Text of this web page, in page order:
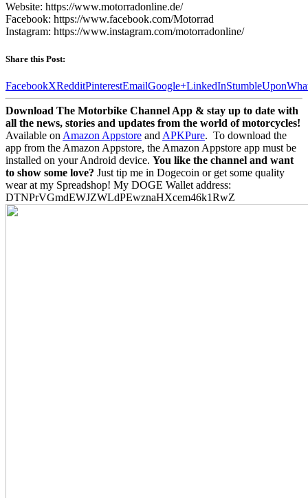
Website: https://www.motorradonline.de/
Facebook: https://www.facebook.com/Motorrad
Instagram: https://www.instagram.com/motorradonline/
Share this Post:
FacebookXRedditPinterestEmailGoogle+LinkedInStumbleUpon
Download The Motorbike Channel App & stay up to date with
all the news, stories and updates from the world of motorcycles!
Available on Amazon Appstore and APKPure. To download the
app from the Amazon Appstore, the Amazon Appstore app must be
installed on your Android device. You like the channel and want
to show some love? Just tip me in Dogecoin or get some quality
wear at my Spreadshop! My DOGE Wallet address:
DTNPrVGmdEWJZWLdPEwznaHXcem46k1RwZ